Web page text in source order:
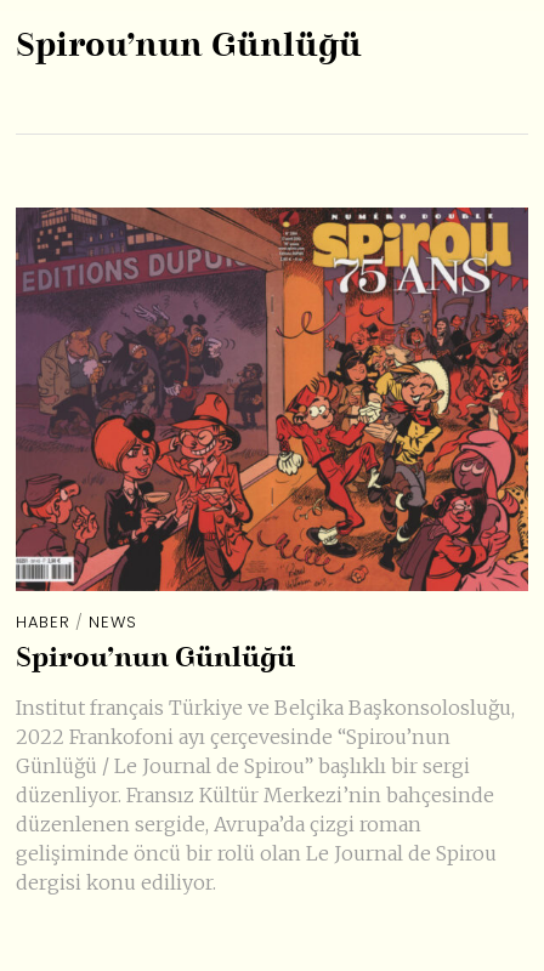
Spirou’nun Günlüğü
HABER / NEWS
Spirou’nun Günlüğü
Institut français Türkiye ve Belçika Başkonsolosluğu,
2022 Frankofoni ayı çerçevesinde “Spirou’nun
Günlüğü / Le Journal de Spirou” başlıklı bir sergi
düzenliyor. Fransız Kültür Merkezi’nin bahçesinde
düzenlenen sergide, Avrupa’da çizgi roman
gelişiminde öncü bir rolü olan Le Journal de Spirou
dergisi konu ediliyor.